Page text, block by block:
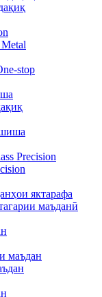
stop
Precision
яктарафа
маъданӣ
маъдан